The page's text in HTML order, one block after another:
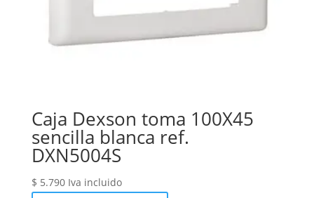
Caja Dexson toma 100X45
sencilla blanca ref.
DXN5004S
$ 5.790 Iva incluido